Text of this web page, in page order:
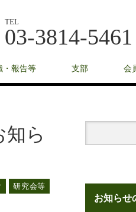
TEL
03-3814-5461
・報告等 支部 会
知ら
研究会等
お知らせ